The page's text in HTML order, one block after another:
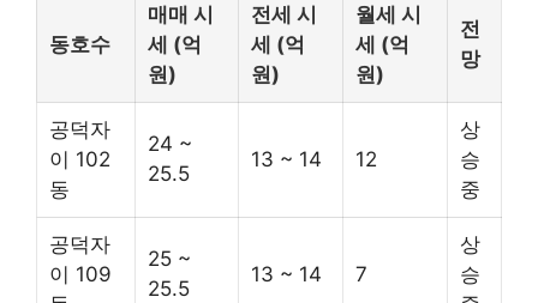
동호수
매매 시
세 (억
원)
전세 시
세 (억
원)
월세 시
세 (억
원)
전
망
공덕자
이 102
동
24 ~
25.5
13 ~ 14 12
상
승
중
공덕자
이 109
25 ~
25.5
13 ~ 14 7
상
승